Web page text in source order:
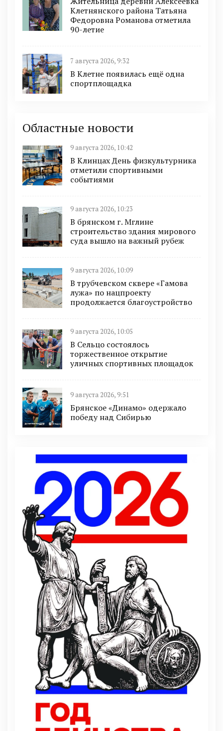
Клетнянского района Татьяна
Федоровна Романова отметила
90-летие
7 августа 2026, 9:32
В Клетне появилась ещё одна
спортплощадка
Областные новости
9 августа 2026, 10:42
В Клинцах День физкультурника
отметили спортивными
событиями
9 августа 2026, 10:23
В брянском г. Мглине
строительство здания мирового
суда вышло на важный рубеж
9 августа 2026, 10:09
В трубчевском сквере «Гамова
лужа» по нацпроекту
продолжается благоустройство
9 августа 2026, 10:05
В Сельцо состоялось
торжественное открытие
уличных спортивных площадок
9 августа 2026, 9:51
Брянское «Динамо» одержало
победу над Сибирью